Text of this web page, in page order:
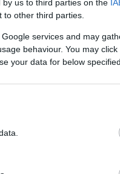
us to third parties on the
other third parties.
services and may
behaviour. You may
your data for below
teli
Azt mondta,
az F3-ban
vagyok és
Wolff.
éves
komoly